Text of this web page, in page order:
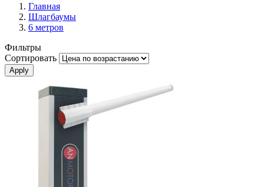
Главная
Шлагбаумы
6 метров
Фильтры
Сортировать